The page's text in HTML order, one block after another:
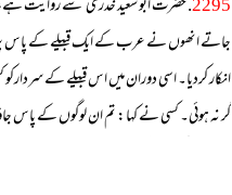
2295. حضرت ابو سعید خدری ؓ سے روایت
جاتے انھوں نے عرب کے ایک قبیلے کے پاس
انکار کردیا۔ اسی دوران میں اس قبیلے کے
گر نہ ہوئی۔ کسی نے کہا: تم ان لوگوں کے پاس